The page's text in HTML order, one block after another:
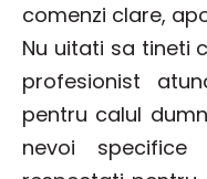
comenzi clare,
Nu uitati sa tineti
profesionist
pentru calul
nevoi